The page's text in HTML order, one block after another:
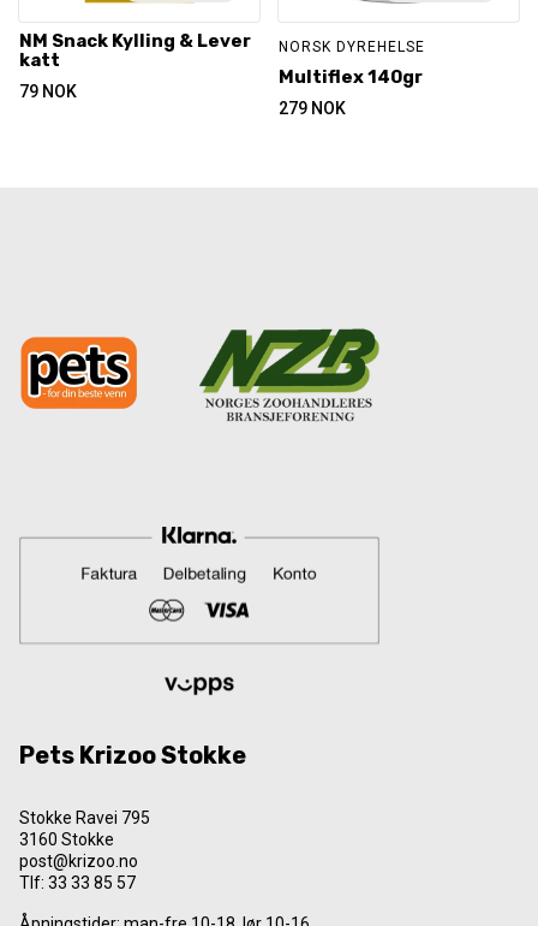
NM Snack Kylling & Lever
katt
79 NOK
NORSK DYREHELSE
Multiflex 140gr
279 NOK
Pets Krizoo Stokke
Stokke Ravei 795
3160 Stokke
post@krizoo.no
Tlf: 33 33 85 57